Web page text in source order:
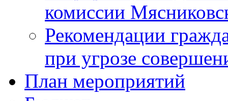
комиссии
Рекомендации
при угрозе
План мероприятий